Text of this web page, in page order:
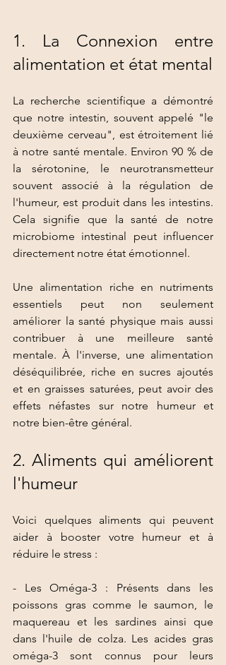
1. La Connexion entre
alimentation et état mental
La recherche scientifique a démontré
que notre intestin, souvent appelé "le
deuxième cerveau", est étroitement lié
à notre santé mentale. Environ 90 % de
la sérotonine, le neurotransmetteur
souvent associé à la régulation de
l'humeur, est produit dans les intestins.
Cela signifie que la santé de notre
microbiome intestinal peut influencer
directement notre état émotionnel.
Une alimentation riche en nutriments
essentiels peut non seulement
améliorer la santé physique mais aussi
contribuer à une meilleure santé
mentale. À l'inverse, une alimentation
déséquilibrée, riche en sucres ajoutés
et en graisses saturées, peut avoir des
effets néfastes sur notre humeur et
notre bien-être général.
2. Aliments qui améliorent
l'humeur
Voici quelques aliments qui peuvent
aider à booster votre humeur et à
réduire le stress :
- Les Oméga-3 : Présents dans les
poissons gras comme le saumon, le
maquereau et les sardines ainsi que
dans l'huile de colza. Les acides gras
oméga-3 sont connus pour leurs